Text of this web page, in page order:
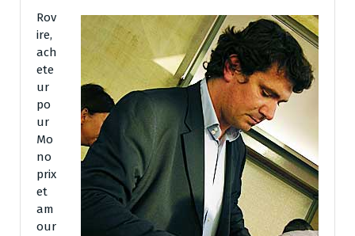
Rov
ire,
ach
ete
ur
po
ur
Mo
no
prix
et
am
our